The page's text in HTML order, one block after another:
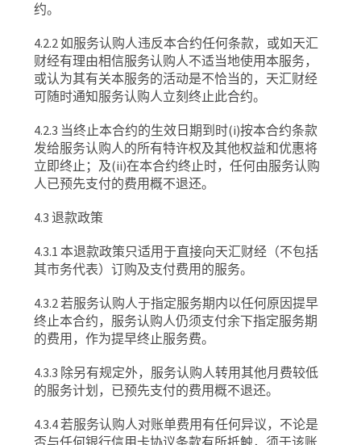
约。
4.2.2如服务认购人违反本合约任何条款，或如天汇
财经有理由相信服务认购人不适当地使用本服务，
或认为其有关本服务的活动是不恰当的，天汇财经
可随时通知服务认购人立刻终止此合约。
4.2.3 当终止本合约的生效日期到时(i)按本合约条款
发给服务认购人的所有特许权及其他权益和优惠将
立即终止；及(ii)在本合约终止时，任何由服务认购
人已预先支付的费用概不退还。
4.3退款政策
4.3.1本退款政策只适用于直接向天汇财经（不包括
其市务代表）订购及支付费用的服务。
4.3.2若服务认购人于指定服务期内以任何原因提早
终止本合约，服务认购人仍须支付余下指定服务期
的费用，作为提早终止服务费。
4.3.3 除另有规定外，服务认购人转用其他月费较低
的服务计划，已预先支付的费用概不退还。
4.3.4若服务认购人对账单费用有任何异议，不论是
否与任何银行信用卡协议条款有所抵触，须于该账